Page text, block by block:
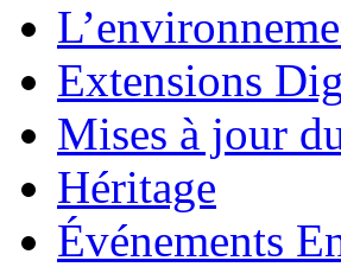
Extensions
Mises à jour
Héritage
Événements